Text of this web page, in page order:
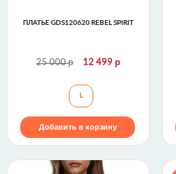
ПЛАТЬЕ GDS120620 REBEL SPIRIT
25 000р 12 499р
Платье GDS120620
L
Добавить в корзину